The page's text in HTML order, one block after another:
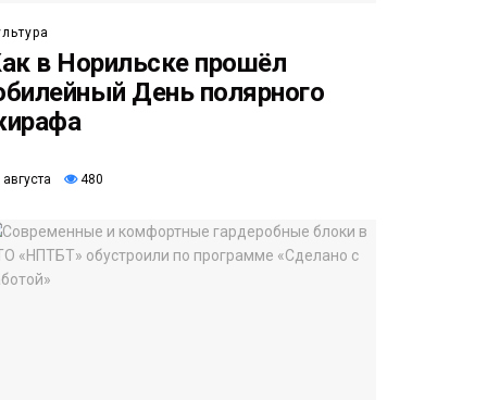
в Норильске прошёл
День полярного
480